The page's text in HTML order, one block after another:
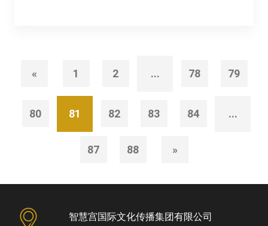
« 1 2 ... 78 79
80 81 82 83 84 ...
87 88 »
智慧宫国际文化传播集团有限公司